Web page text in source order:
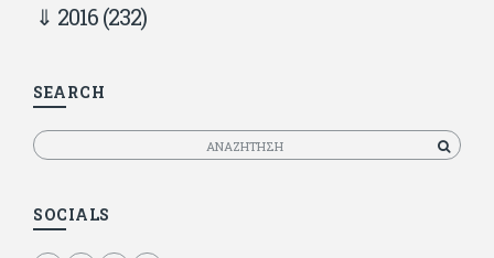
2016(232)
SEARCH
Αναζητηση
SOCIALS